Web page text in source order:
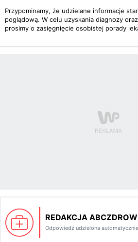
Przypominamy, że udzielane informacje
poglądową. W celu uzyskania diagnozy
prosimy o zasięgnięcie osobistej porady
REDAKCJA
Odpowiedź udzielona automatycznie